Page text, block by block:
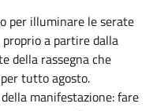
per illuminare le serate
a partire dalla
della rassegna che
tutto agosto.
manifestazione: fare